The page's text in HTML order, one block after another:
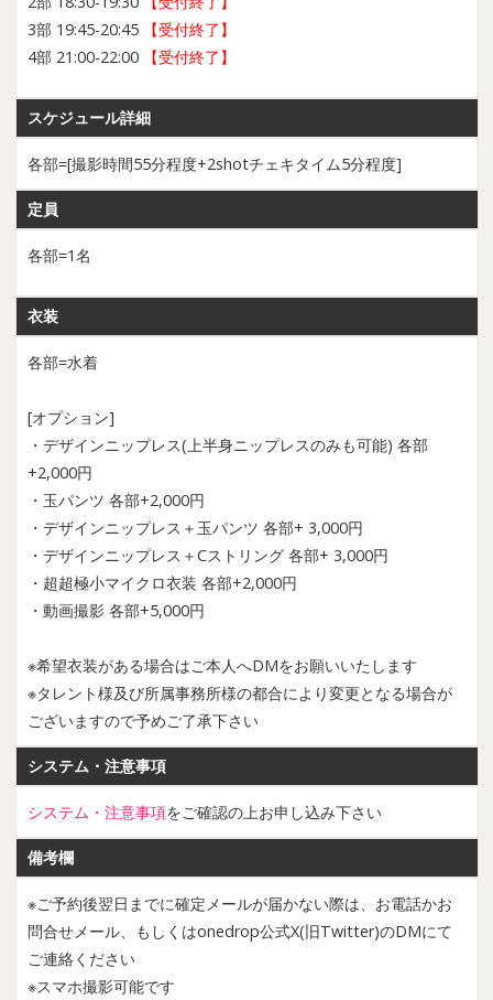
3部 19:45-20:45
【受付終了】
4部 21:00-22:00
【受付終了】
スケジュール詳細
各部=[撮影時間55分程度+2shotチェキタイム5分程度]
定員
各部=1名
衣装
各部=水着
[オプション]
・デザインニップレス(上半身ニップレスのみも可能) 各部
+2,000円
・玉パンツ 各部+2,000円
・デザインニップレス＋玉パンツ 各部+ 3,000円
・デザインニップレス＋Cストリング 各部+ 3,000円
・超超極小マイクロ衣装 各部+2,000円
・動画撮影 各部+5,000円
※希望衣装がある場合はご本人へDMをお願いいたします
※タレント様及び所属事務所様の都合により変更となる場合が
ございますので予めご了承下さい
システム・注意事項
システム・注意事項をご確認の上お申し込み下さい
備考欄
※ご予約後翌日までに確定メールが届かない際は、お電話かお
問合せメール、もしくはonedrop公式X(旧Twitter)のDMにて
ご連絡ください
※スマホ撮影可能です